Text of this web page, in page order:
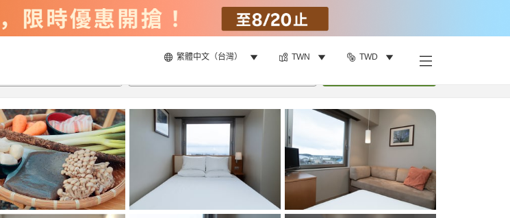
繁體中文（台灣） TWN TWD